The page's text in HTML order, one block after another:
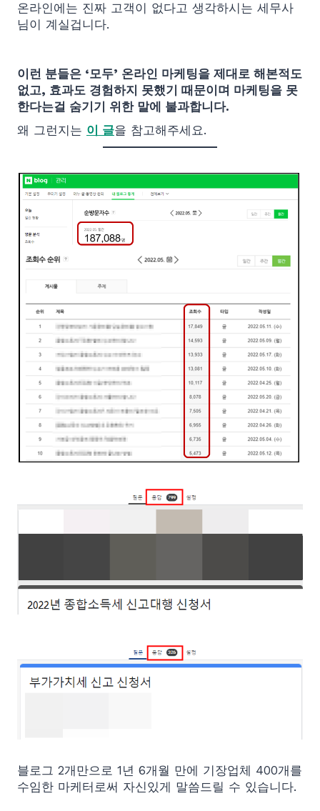
온라인에는 진짜 고객이 없다고 생각하시는 세무사
님이 계실겁니다.
이런 분들은 ‘모두’ 온라인 마케팅을 제대로 해본적도
없고, 효과도 경험하지 못했기 때문이며 마케팅을 못
한다는걸 숨기기 위한 말에 불과합니다.
왜 그런지는 이 글을 참고해주세요.
블로그 2개만으로 1년 6개월 만에 기장업체 400개를
수임한 마케터로써 자신있게 말씀드릴 수 있습니다.